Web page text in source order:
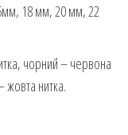
18 мм, 20 мм, 22
чорний – червона
нитка.